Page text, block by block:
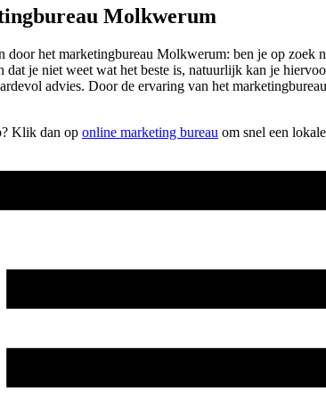
Molkwerum
het marketingbureau Molkwerum: ben je op
je niet weet wat het beste is, natuurlijk kan je
advies. Door de ervaring van het
Klik dan op online marketing bureau om snel een